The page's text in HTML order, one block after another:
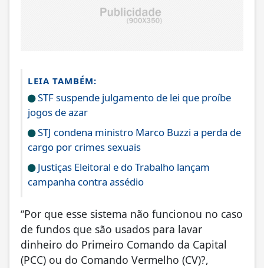
LEIA TAMBÉM:
STF suspende julgamento de lei que proíbe
jogos de azar
STJ condena ministro Marco Buzzi a perda de
cargo por crimes sexuais
Justiças Eleitoral e do Trabalho lançam
campanha contra assédio
“Por que esse sistema não funcionou no caso
de fundos que são usados para lavar
dinheiro do Primeiro Comando da Capital
(PCC) ou do Comando Vermelho (CV)?,